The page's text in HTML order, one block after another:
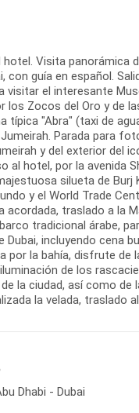
hotel. Visita panorámica
con guía en español.
visitar el interesante
los Zocos del Oro y de
típica "Abra" (taxi de
Parada para
y del exterior del
al hotel, por la avenida
silueta de Burj
y el World Trade
acordada, traslado a la
tradicional árabe,
Dubai, incluyendo cena
por la bahía, disfrute de
de los
la ciudad, así como de
la velada, traslado
Dhabi - Dubai